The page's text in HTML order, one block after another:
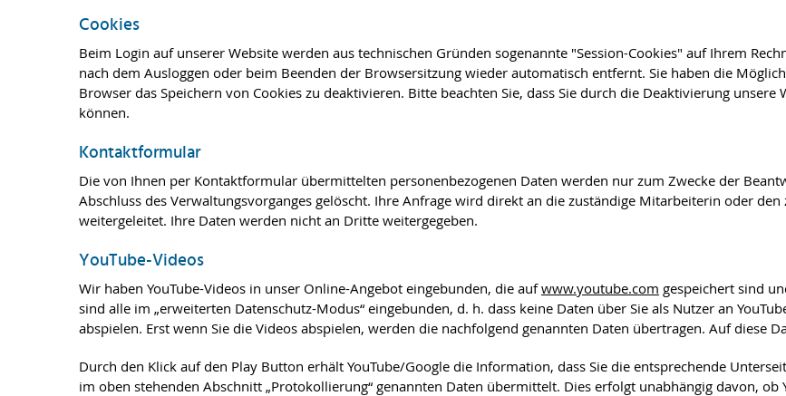
Cookies
Beim Login auf unserer Website werden aus technischen Gründen sogenannte "Session-Cookies" auf Ihrem
nach dem Ausloggen oder beim Beenden der Browsersitzung wieder automatisch entfernt. Sie haben die
Browser das Speichern von Cookies zu deaktivieren. Bitte beachten Sie, dass Sie durch die Deaktivierung
können.
Kontaktformular
Die von Ihnen per Kontaktformular übermittelten personenbezogenen Daten werden nur zum Zwecke der
Abschluss des Verwaltungsvorganges gelöscht. Ihre Anfrage wird direkt an die zuständige Mitarbeiterin oder
weitergeleitet. Ihre Daten werden nicht an Dritte weitergegeben.
YouTube-Videos
Wir haben YouTube-Videos in unser Online-Angebot eingebunden, die aufwww.youtube.com gespeichert sind
sind alle im „erweiterten Datenschutz-Modus“ eingebunden, d. h. dass keine Daten über Sie als Nutzer an
abspielen. Erst wenn Sie die Videos abspielen, werden die nachfolgend genannten Daten übertragen. Auf diese
Durch den Klick auf den Play Button erhält YouTube/Google die Information, dass Sie die entsprechende
im oben stehenden Abschnitt „Protokollierung“ genannten Daten übermittelt. Dies erfolgt unabhängig davon,